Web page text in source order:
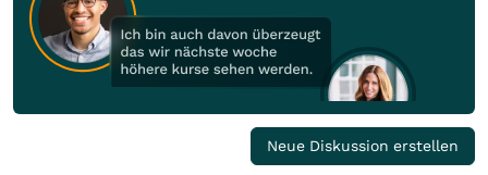
Neue Diskussion erstellen